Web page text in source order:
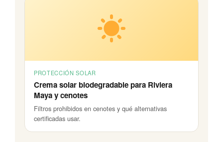
PROTECCIÓN SOLAR
Crema solar biodegradable para Riviera
Maya y cenotes
Filtros prohibidos en cenotes y qué alternativas
certificadas usar.